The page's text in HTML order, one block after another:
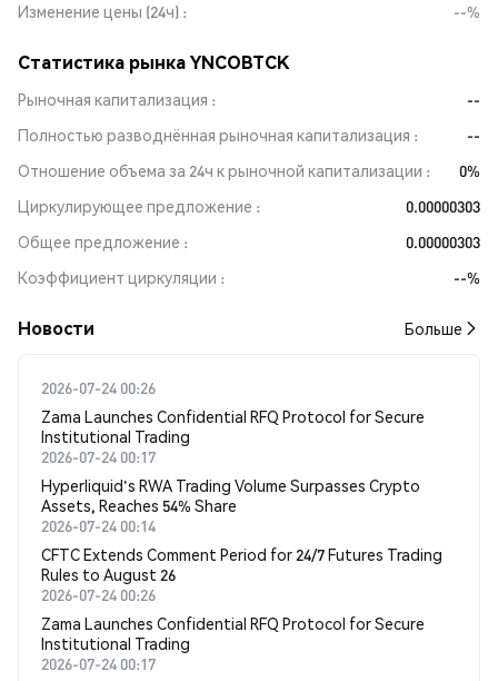
Изменение цены (24ч)
--%
Статистика рынка YNCOBTCK
Рыночная капитализация
--
Полностью разводнённая рыночная капитализация
--
Отношение объема за 24ч к рыночной капитализации
0%
Циркулирующее предложение
0.00000303
Общее предложение
0.00000303
Коэффициент циркуляции
--%
Новости Больше
2026-07-24 00:26
Zama Launches Confidential RFQ Protocol for Secure
Institutional Trading
2026-07-24 00:17
Hyperliquid's RWA Trading Volume Surpasses Crypto
Assets, Reaches 54% Share
2026-07-24 00:14
CFTC Extends Comment Period for 24/7 Futures Trading
Rules to August 26
2026-07-24 00:26
Zama Launches Confidential RFQ Protocol for Secure
Institutional Trading
2026-07-24 00:17